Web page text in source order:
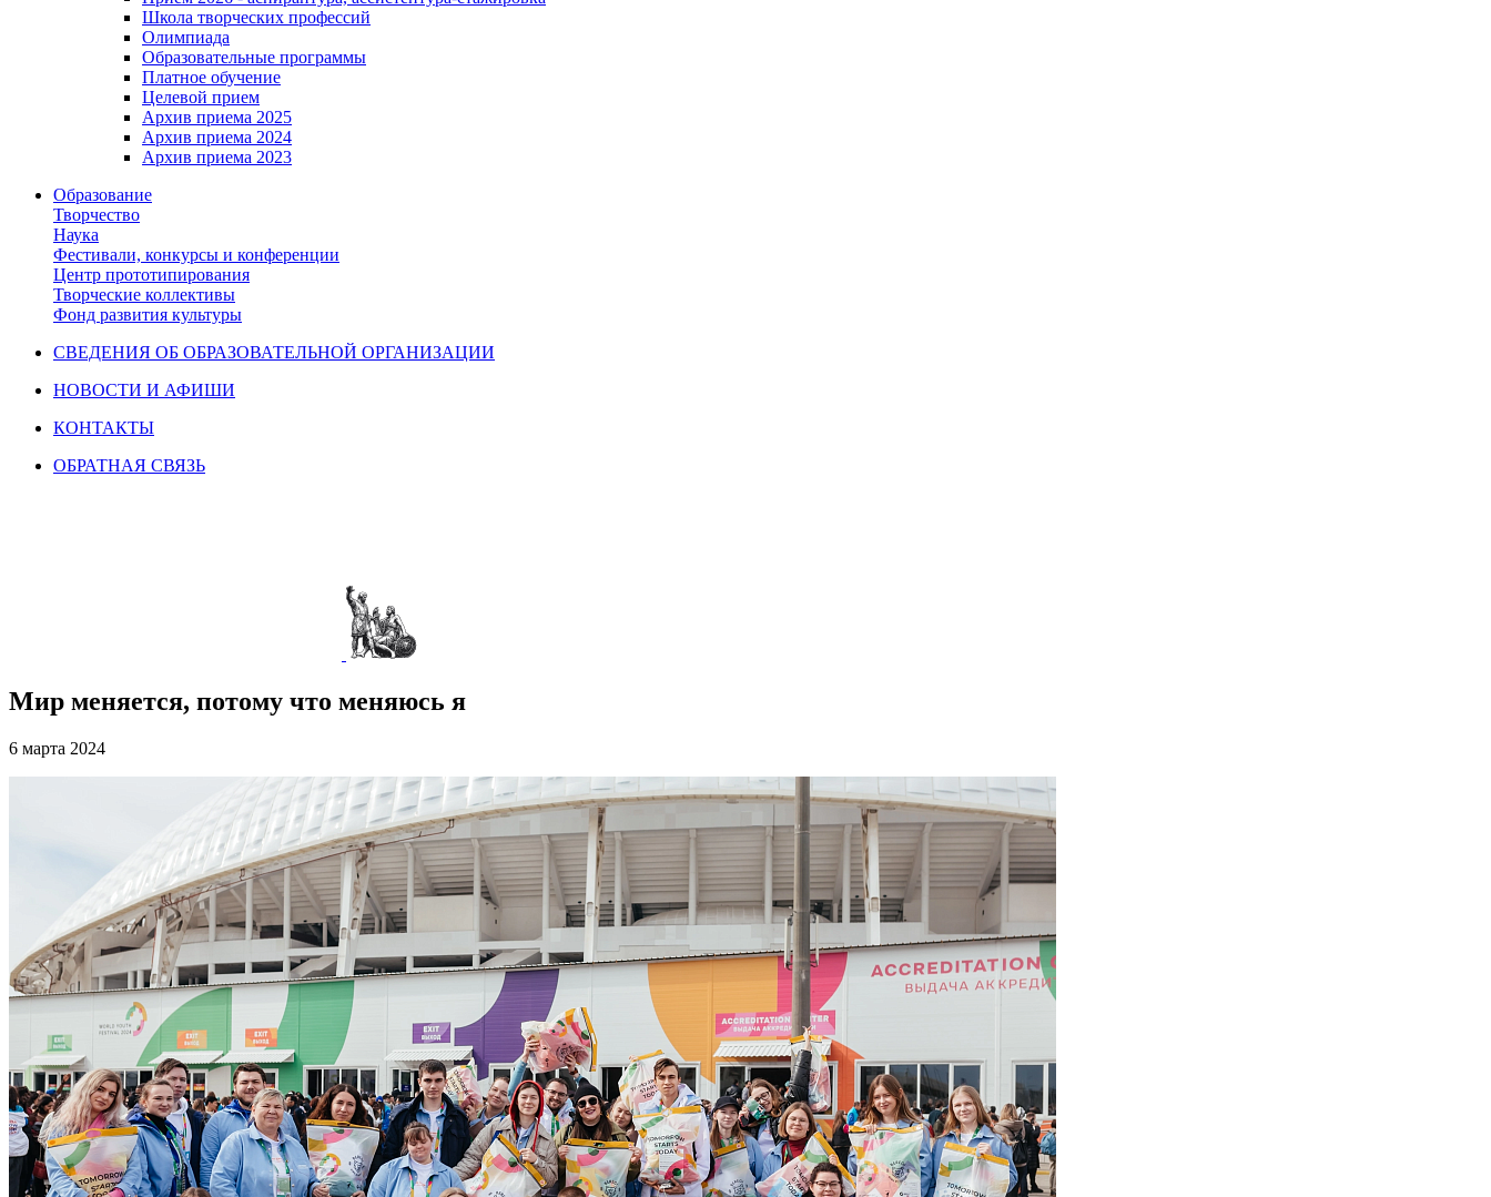
Школа творческих профессий
Олимпиада
Образовательные программы
Платное обучение
Целевой прием
Архив приема 2025
Архив приема 2024
Архив приема 2023
Образование
Творчество
Наука
Фестивали, конкурсы и конференции
Центр прототипирования
Творческие коллективы
Фонд развития культуры
СВЕДЕНИЯ ОБ ОБРАЗОВАТЕЛЬНОЙ ОРГАНИЗАЦИИ
НОВОСТИ И АФИШИ
КОНТАКТЫ
ОБРАТНАЯ СВЯЗЬ
Мир меняется, потому что меняюсь я
6 марта 2024